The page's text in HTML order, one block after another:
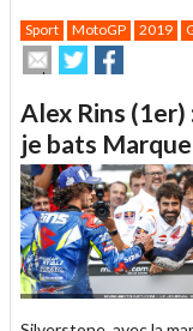
Sport MotoGP 2019
Envoyer
cet
à
un
ami
Partager
sur
sur
Alex Rins
je bats